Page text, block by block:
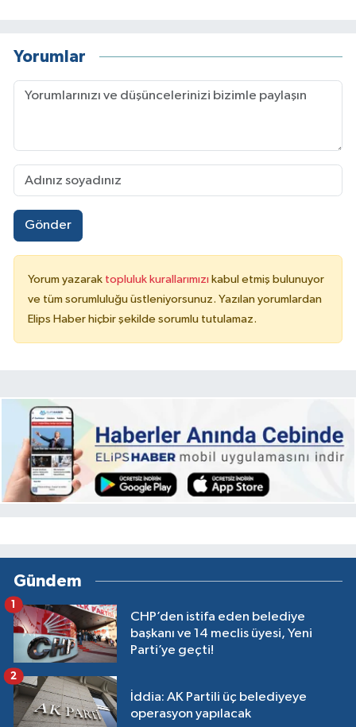
Yorumlar
Gönder
Yorum yazarak topluluk kurallarımızı kabul etmiş bulunuyor
ve tüm sorumluluğu üstleniyorsunuz. Yazılan yorumlardan
Elips Haber hiçbir şekilde sorumlu tutulamaz.
Gündem
CHP’den istifa eden belediye
başkanı ve 14 meclis üyesi, Yeni
Parti’ye geçti!
1
İddia: AK Partili üç belediyeye
operasyon yapılacak
2